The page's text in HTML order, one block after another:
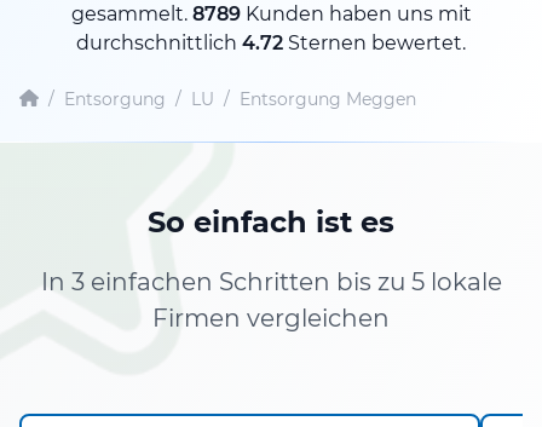
gesammelt. 8789Kunden haben uns mit
durchschnittlich 4.72 Sternen bewertet.
/ Entsorgung / LU / Entsorgung Meggen
So einfach ist es
In 3 einfachen Schritten bis zu 5 lokale
Firmen vergleichen